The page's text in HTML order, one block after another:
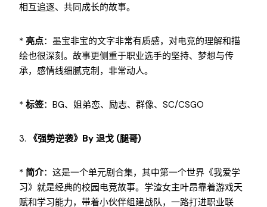
相互追逐、共同成长的故事。
* 亮点：墨宝非宝的文字非常有质感，对电竞的理解和描
绘也很深刻。故事更侧重于职业选手的坚持、梦想与传
承，感情线细腻克制，非常动人。
* 标签：BG、姐弟恋、励志、群像、SC/CSGO
3. 《强势逆袭》by 退戈 (腿哥)
* 简介：这是一个单元剧合集，其中第一个世界《我爱学
习》就是经典的校园电竞故事。学渣女主叶昂靠着游戏天
赋和学习能力，带着小伙伴组建战队，一路打进职业联